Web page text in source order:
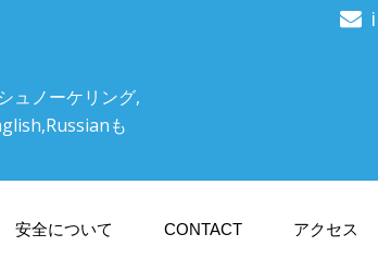
ュノーケリング,
も
安全について CONTACT アクセス